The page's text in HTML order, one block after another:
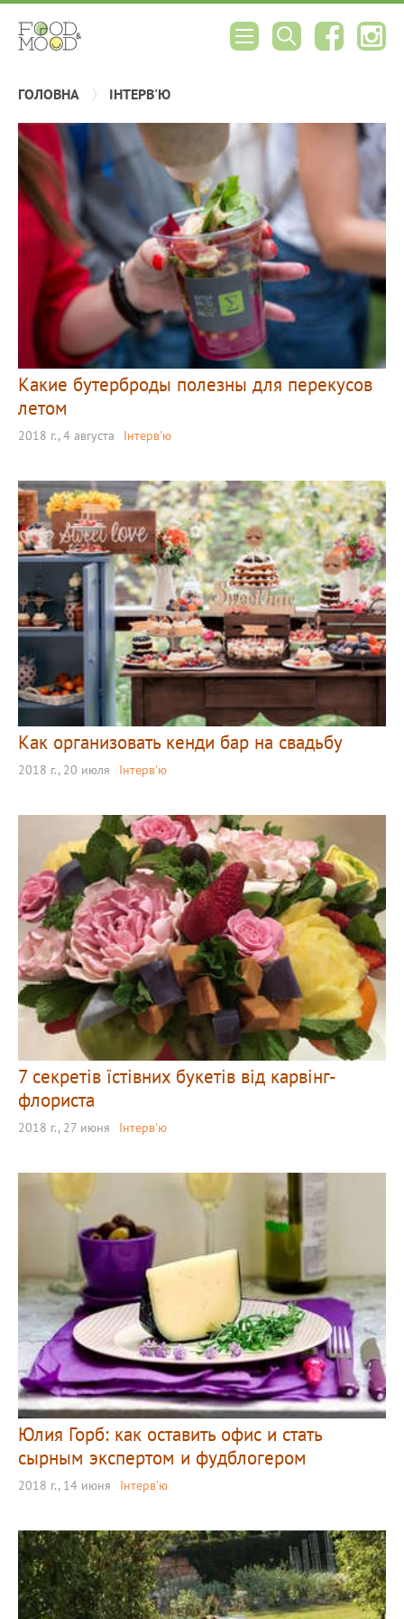
ГОЛОВНА ІНТЕРВ'Ю
Какие бутерброды полезны для перекусов
летом
2018 г., 4 августа Інтерв'ю
Как организовать кенди бар на свадьбу
2018 г., 20 июля Інтерв'ю
7 секретів їстівних букетів від карвінг-
флориста
2018 г., 27 июня Інтерв'ю
Юлия Горб: как оставить офис и стать
сырным экспертом и фудблогером
2018 г., 14 июня Інтерв'ю